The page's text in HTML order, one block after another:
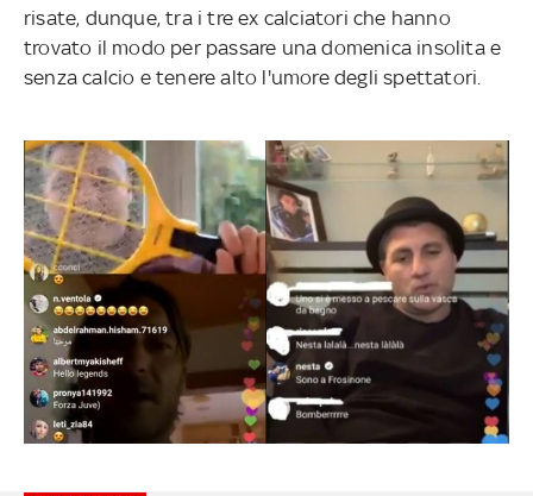
risate, dunque, tra i tre ex calciatori che hanno
trovato il modo per passare una domenica insolita e
senza calcio e tenere alto l'umore degli spettatori.